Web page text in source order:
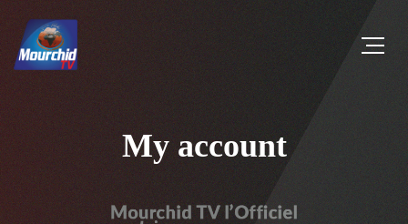
My account